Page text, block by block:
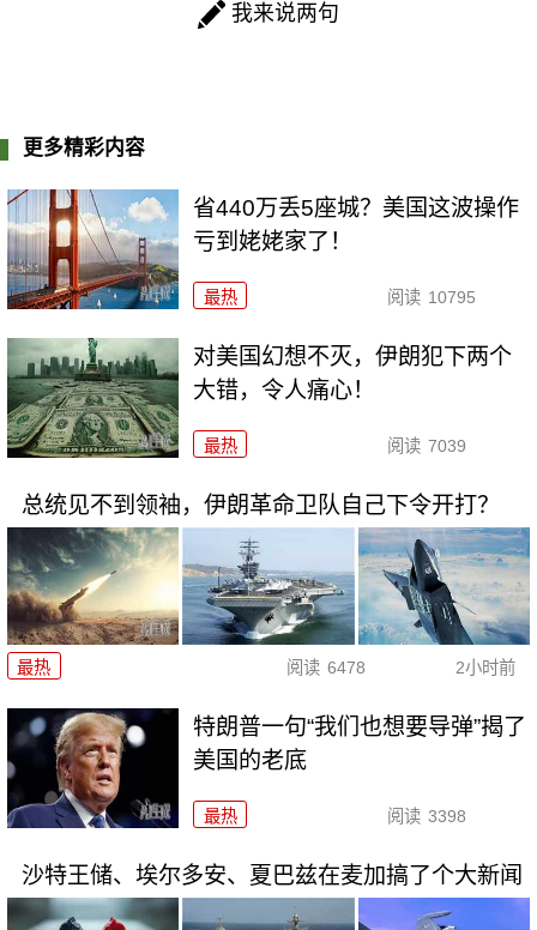
我来说两句
更多精彩内容
省440万丢5座城？美国这波操作
亏到姥姥家了！
最热 阅读 10795
对美国幻想不灭，伊朗犯下两个
大错，令人痛心！
最热 阅读 7039
总统见不到领袖，伊朗革命卫队自己下令开打？
最热 阅读 6478 2小时前
特朗普一句“我们也想要导弹”揭了
美国的老底
最热 阅读 3398
沙特王储、埃尔多安、夏巴兹在麦加搞了个大新闻